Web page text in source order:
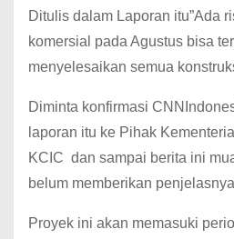
Ditulis dalam Laporan itu”Ada
komersial pada Agustus bisa
menyelesaikan semua
Diminta konfirmasi
laporan itu ke Pihak
KCIC dan sampai berita ini
belum memberikan
Proyek ini akan memasuki